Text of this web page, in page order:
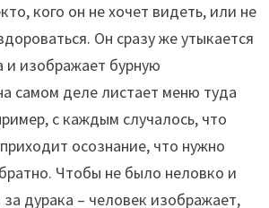
кого он не хочет видеть, или не
Он сразу же утыкается
и изображает бурную
самом деле листает меню туда
с каждым случалось, что
осознание, что нужно
Чтобы не было неловко и
дурака – человек изображает,